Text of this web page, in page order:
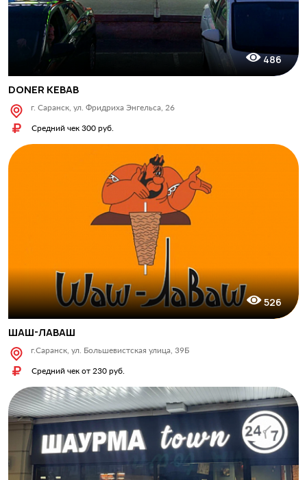
486
DONER KEBAB
г. Саранск, ул. Фридриха Энгельса, 26
Средний чек 300 руб.
526
ШАШ-ЛАВАШ
г.Саранск, ул. Большевистская улица, 39Б
Средний чек от 230 руб.